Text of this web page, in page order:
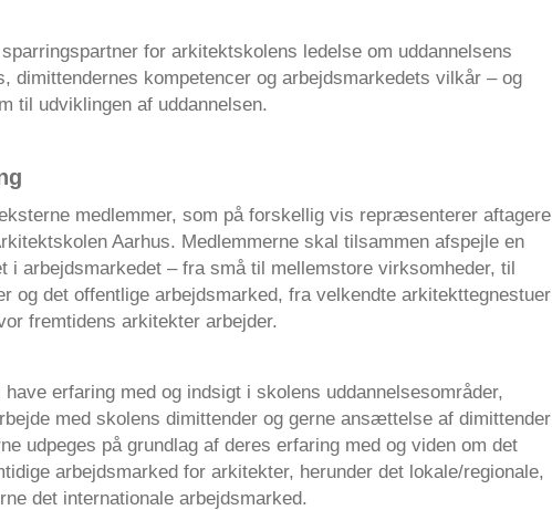
for arkitektskolens ledelse om uddannelsens
dimittendernes kompetencer og arbejdsmarkedets vilkår – og
til udviklingen af uddannelsen.
medlemmer, som på forskellig vis repræsenterer aftagere
Aarhus. Medlemmerne skal tilsammen afspejle en
i arbejdsmarkedet – fra små til mellemstore virksomheder, til
og det offentlige arbejdsmarked, fra velkendte arkitekttegnestuer
fremtidens arkitekter arbejder.
erfaring med og indsigt i skolens uddannelsesområder,
med skolens dimittender og gerne ansættelse af dimittender
udpeges på grundlag af deres erfaring med og viden om det
arbejdsmarked for arkitekter, herunder det lokale/regionale,
det internationale arbejdsmarked.